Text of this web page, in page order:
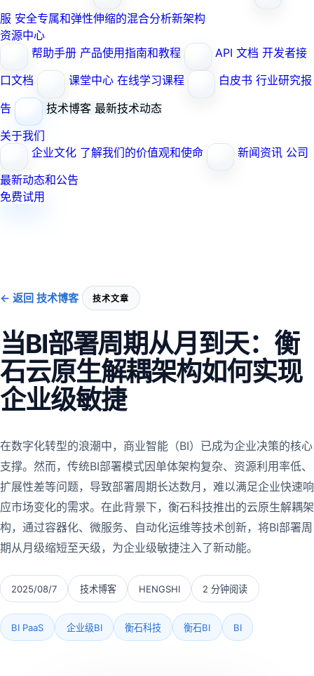
服 安全专属和弹性伸缩的混合分析新架构
资源中心
帮助手册 产品使用指南和教程 API 文档 开发者接
口文档
课堂中心 在线学习课程 白皮书 行业研究报
告
技术博客 最新技术动态
关于我们
企业文化 了解我们的价值观和使命 新闻资讯 公司
最新动态和公告
免费试用
← 返回 技术博客 技术文章
当BI部署周期从月到天：衡
石云原生解耦架构如何实现
企业级敏捷
在数字化转型的浪潮中，商业智能（BI）已成为企业决策的核心
支撑。然而，传统BI部署模式因单体架构复杂、资源利用率低、
扩展性差等问题，导致部署周期长达数月，难以满足企业快速响
应市场变化的需求。在此背景下，衡石科技推出的云原生解耦架
构，通过容器化、微服务、自动化运维等技术创新，将BI部署周
期从月级缩短至天级，为企业级敏捷注入了新动能。
2025/08/7 技术博客 HENGSHI 2 分钟阅读
BI PaaS 企业级BI 衡石科技 衡石BI BI